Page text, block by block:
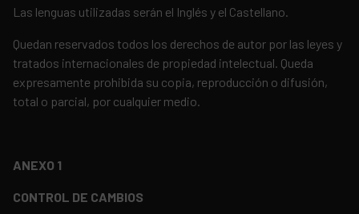
Las lenguas utilizadas serán el Inglés y el Castellano.
Quedan reservados todos los derechos de autor por las leyes y
tratados internacionales de propiedad intelectual. Queda
expresamente prohibida su copia, reproducción o difusión,
total o parcial, por cualquier medio.
ANEXO 1
CONTROL DE CAMBIOS